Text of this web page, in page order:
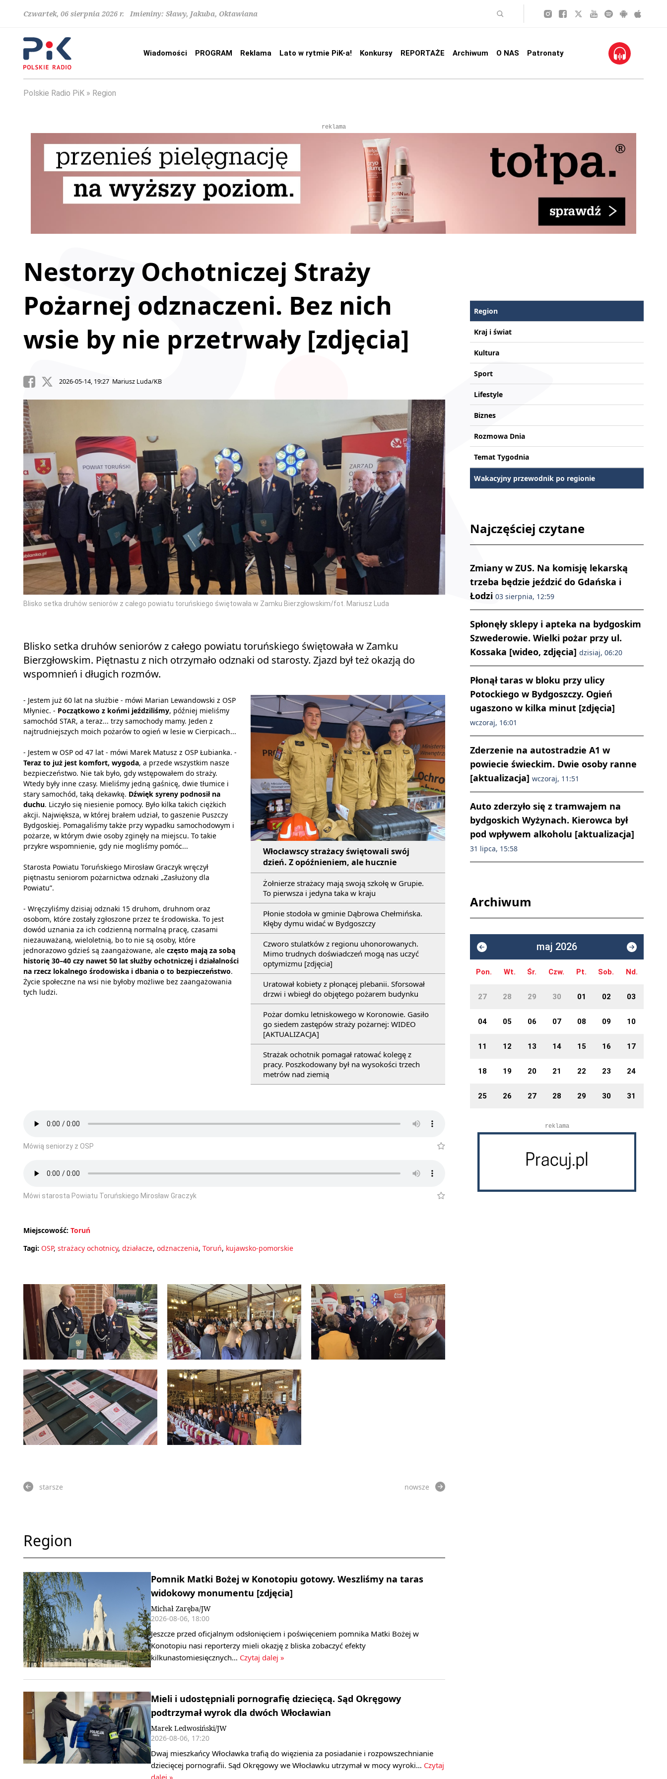
Czwartek, 06 sierpnia 2026 r. Imieniny: Sławy, Jakuba, Oktawiana
Wiadomości PROGRAM Reklama Lato w rytmie PiK-a! Konkursy REPORTAŻE Archiwum O NAS Patronaty
Polskie Radio PiK Region
reklama
Nestorzy Ochotniczej Straży
Pożarnej odznaczeni. Bez nich
wsie by nie przetrwały [zdjęcia]
2026-05-14, 19:27 Mariusz Luda/KB
Blisko setka druhów seniorów z całego powiatu toruńskiego świętowała w Zamku Bierzgłowskim/fot. Mariusz Luda
Blisko setka druhów seniorów z całego powiatu toruńskiego świętowała w Zamku
Bierzgłowskim. Piętnastu z nich otrzymało odznaki od starosty. Zjazd był też okazją do
wspomnień i długich rozmów.
Włocławscy strażacy świętowali swój
dzień. Z opóźnieniem, ale hucznie
Żołnierze strażacy mają swoją szkołę w Grupie.
To pierwsza i jedyna taka w kraju
Płonie stodoła w gminie Dąbrowa Chełmińska.
Kłęby dymu widać w Bydgoszczy
Czworo stulatków z regionu uhonorowanych.
Mimo trudnych doświadczeń mogą nas uczyć
optymizmu [zdjęcia]
Uratował kobiety z płonącej plebanii. Sforsował
drzwi i wbiegł do objętego pożarem budynku
Pożar domku letniskowego w Koronowie. Gasiło
go siedem zastępów straży pożarnej: WIDEO
[AKTUALIZACJA]
Strażak ochotnik pomagał ratować kolegę z
pracy. Poszkodowany był na wysokości trzech
metrów nad ziemią
- Jestem już 60 lat na służbie - mówi Marian Lewandowski z OSP
Młyniec. - Początkowo z końmi jeździliśmy, później mieliśmy
samochód STAR, a teraz... trzy samochody mamy. Jeden z
najtrudniejszych moich pożarów to ogień w lesie w Cierpicach...
- Jestem w OSP od 47 lat - mówi Marek Matusz z OSP Łubianka. -
Teraz to już jest komfort, wygoda, a przede wszystkim nasze
bezpieczeństwo. Nie tak było, gdy wstępowałem do straży.
Wtedy były inne czasy. Mieliśmy jedną gaśnicę, dwie tłumice i
stary samochód, taką dekawkę. Dźwięk syreny podnosił na
duchu. Liczyło się niesienie pomocy. Było kilka takich ciężkich
akcji. Największa, w której brałem udział, to gaszenie Puszczy
Bydgoskiej. Pomagaliśmy także przy wypadku samochodowym i
pożarze, w którym dwie osoby zginęły na miejscu. To takie
przykre wspomnienie, gdy nie mogliśmy pomóc...
Starosta Powiatu Toruńskiego Mirosław Graczyk wręczył
piętnastu seniorom pożarnictwa odznaki „Zasłużony dla
Powiatu”.
- Wręczyliśmy dzisiaj odznaki 15 druhom, druhnom oraz
osobom, które zostały zgłoszone przez te środowiska. To jest
dowód uznania za ich codzienną normalną pracę, czasami
niezauważaną, wieloletnią, bo to nie są osoby, które
jednorazowo gdzieś są zaangażowane, ale często mają za sobą
historię 30–40 czy nawet 50 lat służby ochotniczej i działalności
na rzecz lokalnego środowiska i dbania o to bezpieczeństwo.
Życie społeczne na wsi nie byłoby możliwe bez zaangażowania
tych ludzi.
Mówią seniorzy z OSP
Mówi starosta Powiatu Toruńskiego Mirosław Graczyk
Miejscowość: Toruń
Tagi: OSP, strażacy ochotnicy, działacze, odznaczenia, Toruń, kujawsko-pomorskie
starsze nowsze
Region
Pomnik Matki Bożej w Konotopiu gotowy. Weszliśmy na taras
widokowy monumentu [zdjęcia]
Michał Zaręba/JW
2026-08-06, 18:00
Jeszcze przed oficjalnym odsłonięciem i poświęceniem pomnika Matki Bożej w
Konotopiu nasi reporterzy mieli okazję z bliska zobaczyć efekty
kilkunastomiesięcznych… Czytaj dalej »
Mieli i udostępniali pornografię dziecięcą. Sąd Okręgowy
podtrzymał wyrok dla dwóch Włocławian
Marek Ledwosiński/JW
2026-08-06, 17:20
Dwaj mieszkańcy Włocławka trafią do więzienia za posiadanie i rozpowszechnianie
dziecięcej pornografii. Sąd Okręgowy we Włocławku utrzymał w mocy wyroki… Czytaj
Region
Kraj i świat
Kultura
Sport
Lifestyle
Biznes
Rozmowa Dnia
Temat Tygodnia
Wakacyjny przewodnik po regionie
Najczęściej czytane
Zmiany w ZUS. Na komisję lekarską
trzeba będzie jeździć do Gdańska i
Łodzi 03 sierpnia, 12:59
Spłonęły sklepy i apteka na bydgoskim
Szwederowie. Wielki pożar przy ul.
Kossaka [wideo, zdjęcia] dzisiaj, 06:20
Płonął taras w bloku przy ulicy
Potockiego w Bydgoszczy. Ogień
ugaszono w kilka minut [zdjęcia]
wczoraj, 16:01
Zderzenie na autostradzie A1 w
powiecie świeckim. Dwie osoby ranne
[aktualizacja] wczoraj, 11:51
Auto zderzyło się z tramwajem na
bydgoskich Wyżynach. Kierowca był
pod wpływem alkoholu [aktualizacja]
31 lipca, 15:58
Archiwum
maj 2026
Pon. Wt. Śr. Czw. Pt. Sob. Nd.
27 28 29 30 01 02 03
04 05 06 07 08 09 10
11 12 13 14 15 16 17
18 19 20 21 22 23 24
25 26 27 28 29 30 31
reklama